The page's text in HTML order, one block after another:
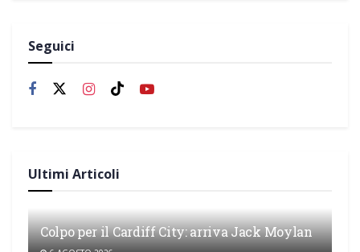
Seguici
Ultimi Articoli
Colpo per il Cardiff City: arriva Jack Moylan